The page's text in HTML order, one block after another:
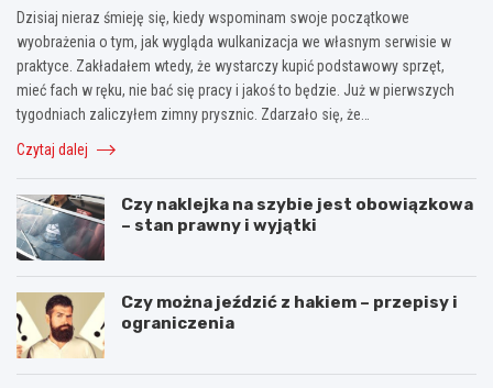
Dzisiaj nieraz śmieję się, kiedy wspominam swoje początkowe
wyobrażenia o tym, jak wygląda wulkanizacja we własnym serwisie w
praktyce. Zakładałem wtedy, że wystarczy kupić podstawowy sprzęt,
mieć fach w ręku, nie bać się pracy i jakoś to będzie. Już w pierwszych
tygodniach zaliczyłem zimny prysznic. Zdarzało się, że…
Czytaj dalej
Czy naklejka na szybie jest obowiązkowa
– stan prawny i wyjątki
Czy można jeździć z hakiem – przepisy i
ograniczenia